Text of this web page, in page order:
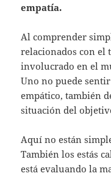
empatía.
Al comprender
relacionados con el
involucrado en el
Uno no puede
empático, también
situación del
Aquí no están
También los estás
está evaluando la